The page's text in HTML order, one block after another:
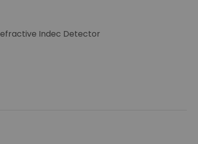
Indec Detector